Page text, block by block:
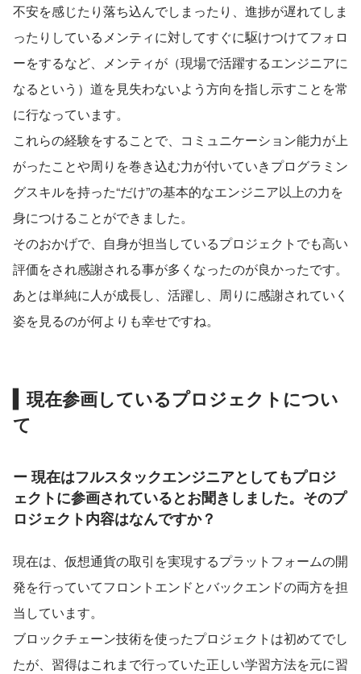
不安を感じたり落ち込んでしまったり、進捗が遅れてしま
ったりしているメンティに対してすぐに駆けつけてフォロ
ーをするなど、メンティが（現場で活躍するエンジニアに
なるという）道を見失わないよう方向を指し示すことを常
に行なっています。
これらの経験をすることで、コミュニケーション能力が上
がったことや周りを巻き込む力が付いていきプログラミン
グスキルを持った“だけ”の基本的なエンジニア以上の力を
身につけることができました。
そのおかげで、自身が担当しているプロジェクトでも高い
評価をされ感謝される事が多くなったのが良かったです。
あとは単純に人が成長し、活躍し、周りに感謝されていく
姿を見るのが何よりも幸せですね。
▍現在参画しているプロジェクトについ
て
ー 現在はフルスタックエンジニアとしてもプロジ
ェクトに参画されているとお聞きしました。そのプ
ロジェクト内容はなんですか？
現在は、仮想通貨の取引を実現するプラットフォームの開
発を行っていてフロントエンドとバックエンドの両方を担
当しています。
ブロックチェーン技術を使ったプロジェクトは初めてでし
たが、習得はこれまで行っていた正しい学習方法を元に習